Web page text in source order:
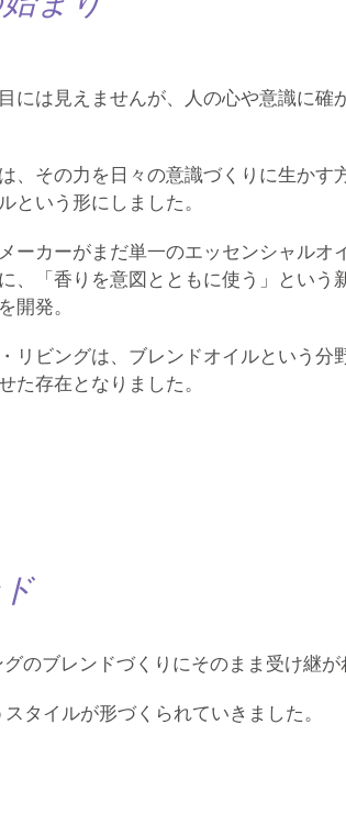
には見えませんが、人の心や意識に確
、その力を日々の意識づくりに生かす
という形にしました。
ーカーがまだ単一のエッセンシャルオ
、「香りを意図とともに使う」という
開発。
リビングは、ブレンドオイルという分
た存在となりました。
のブレンドづくりにそのまま受け継が
タイルが形づくられていきました。